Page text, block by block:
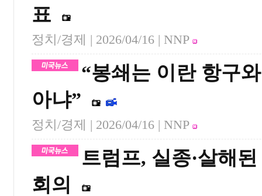
표
정치/경제 | 2026/04/16 | NNP
“봉쇄는 이란 항구
아냐”
정치/경제 | 2026/04/16 | NNP
트럼프, 실종·살해
회의